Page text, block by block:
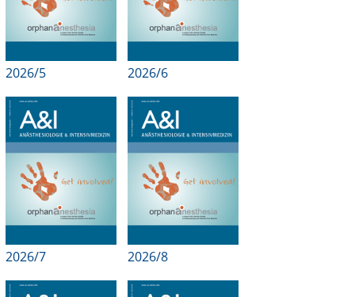
2026/5 2026/6
2026/7 2026/8